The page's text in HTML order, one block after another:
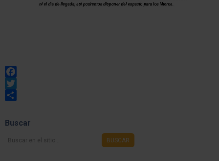
Facebook
Twitter
Buscar
Buscar
BUSCAR